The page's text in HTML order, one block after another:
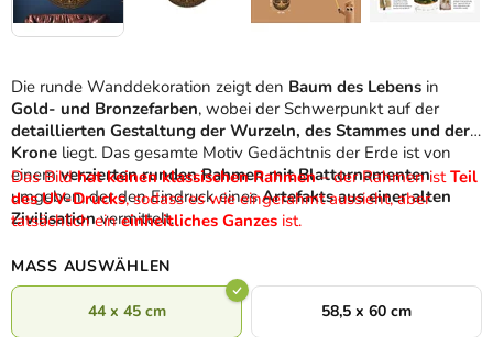
Die runde Wanddekoration zeigt den Baum des Lebens in
Gold- und Bronzefarben, wobei der Schwerpunkt auf der
detaillierten Gestaltung der Wurzeln, des Stammes und der
Krone liegt. Das gesamte Motiv Gedächtnis der Erde ist von
einemverzierten runden Rahmen mit Blattornamenten
umgeben, der den Eindruck einesArtefakts aus einer alten
Zivilisationvermittelt.
Das Bildhat keinen klassischen Rahmen– der Rahmen istTeil
des UV-Drucks, sodass es wie eingerahmt aussieht, aber
tatsächlich eineinheitliches Ganzes ist.
MASS AUSWÄHLEN
44 x 45 cm 58,5 x 60 cm